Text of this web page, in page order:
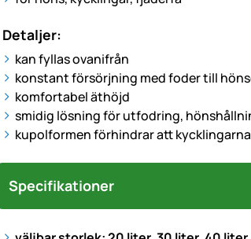
Detaljer:
kan fyllas ovanifrån
konstant försörjning med foder till
komfortabel äthöjd
smidig lösning för utfodring,
kupolformen förhindrar att
Specifikationer